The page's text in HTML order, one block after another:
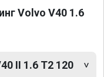
Volvo V40 1.6
II 1.6 T2 120